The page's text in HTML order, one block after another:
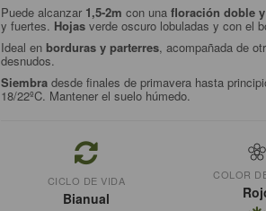
Puede alcanzar 1,5-2m con una floración doble
y fuertes. Hojasverde oscuro lobuladas y con el
Ideal en borduras y parterres, acompañada de
desnudos.
Siembradesde finales de primavera hasta
18/22ºC. Mantener el suelo húmedo.
CICLO DE VIDA
Bianual
COLOR